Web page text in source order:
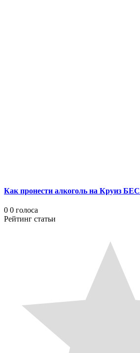
Как пронести алкоголь на Круиз
0 0 голоса
Рейтинг статьи